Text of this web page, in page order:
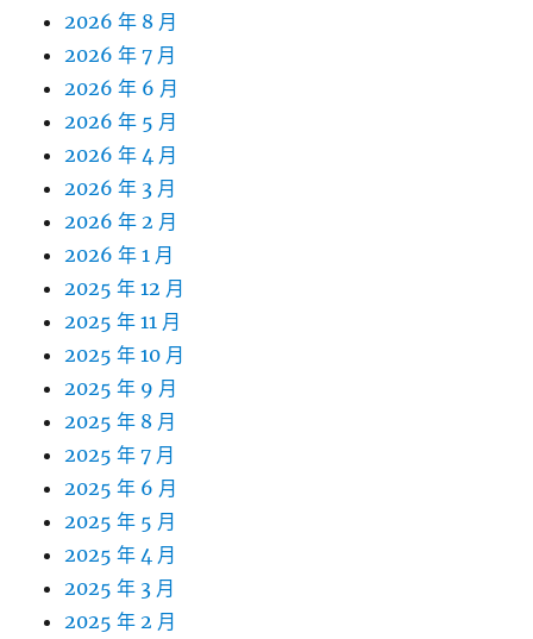
2026 年 8 月
2026 年 7 月
2026 年 6 月
2026 年 5 月
2026 年 4 月
2026 年 3 月
2026 年 2 月
2026 年 1 月
2025 年 12 月
2025 年 11 月
2025 年 10 月
2025 年 9 月
2025 年 8 月
2025 年 7 月
2025 年 6 月
2025 年 5 月
2025 年 4 月
2025 年 3 月
2025 年 2 月